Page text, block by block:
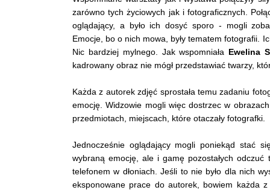
zarówno tych życiowych jak i fotograficznych.
oglądający, a było ich dosyć sporo - mogli
Emocje, bo o nich mowa, były tematem fotografii.
Nic bardziej mylnego. Jak wspomniała Ewelina
kadrowany obraz nie mógł przedstawiać twarzy,
Każda z autorek zdjęć sprostała temu zadaniu
emocję. Widzowie mogli więc dostrzec w
przedmiotach, miejscach, które otaczały fotografki.
Jednocześnie oglądający mogli poniekąd stać
wybraną emocję, ale i gamę pozostałych
telefonem w dłoniach. Jeśli to nie było dla nich
eksponowane prace do autorek, bowiem każda